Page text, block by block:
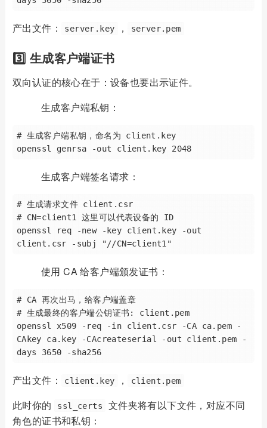
产出文件： server.key ， server.pem
3️⃣ 生成客户端证书
双向认证的核心在于：设备也要出示证件。
生成客户端私钥：
# 生成客户端私钥，命名为 client.key
生成客户端签名请求：
# 生成请求文件 client.csr
# CN=client1 这里可以代表设备的 ID
openssl req -new -key client.key -out
使用 CA 给客户端颁发证书：
# CA 再次出马，给客户端盖章
# 生成最终的客户端公钥证书: client.pem
openssl x509 -req -in client.csr -CA ca.pem -
CAkey ca.key -CAcreateserial -out client.pem -
产出文件： client.key ， client.pem
此时你的 ssl_certs
文件夹将有以下文件，对应不同
角色的证书和私钥：